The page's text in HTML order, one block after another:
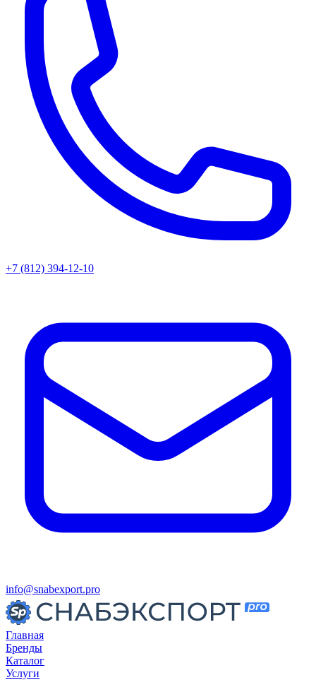
+7 (812) 394-12-10
info@snabexport.pro
Главная
Бренды
Каталог
Услуги